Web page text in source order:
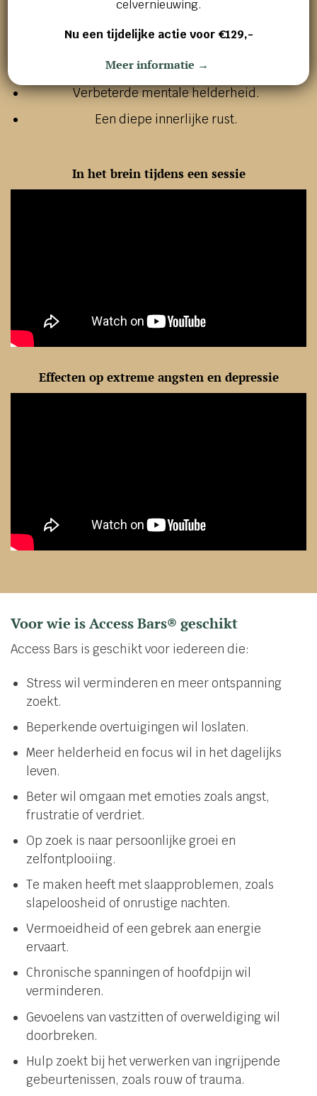
Cliënten ervaren tijdens en na de sessie vaak:
Een gevoel van complete ontspanning.
Vermindering van stress en spanning.
Verbeterde mentale helderheid.
Een diepe innerlijke rust.
In het brein tijdens een sessie
Effecten op extreme angsten en depressie
Voor wie is Access Bars® geschikt
Access Bars is geschikt voor iedereen die:
Stress wil verminderen en meer ontspanning
zoekt.
Beperkende overtuigingen wil loslaten.
Meer helderheid en focus wil in het dagelijks
leven.
Beter wil omgaan met emoties zoals angst,
frustratie of verdriet.
Op zoek is naar persoonlijke groei en
zelfontplooiing.
Te maken heeft met slaapproblemen, zoals
slapeloosheid of onrustige nachten.
Vermoeidheid of een gebrek aan energie
ervaart.
Chronische spanningen of hoofdpijn wil
verminderen.
Gevoelens van vastzitten of overweldiging wil
doorbreken.
Hulp zoekt bij het verwerken van ingrijpende
gebeurtenissen, zoals rouw of trauma.
celvernieuwing.
Nu een tijdelijke actie voor €129,-
Meer informatie →